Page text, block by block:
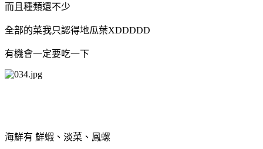
而且種類還不少
全部的菜我只認得地瓜葉XDDDDD
有機會一定要吃一下
海鮮有 鮮蝦、淡菜、鳳螺